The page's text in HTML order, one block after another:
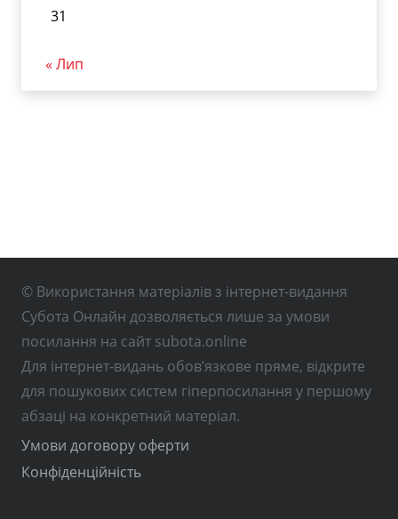
31
« Лип
© Використання матеріалів з інтернет-видання
Субота Онлайн дозволяється лише за умови
посилання на сайт subota.online
Для інтернет-видань обов’язкове пряме, відкрите
для пошукових систем гіперпосилання у першому
абзаці на конкретний матеріал.
Умови договору оферти
Конфіденційність